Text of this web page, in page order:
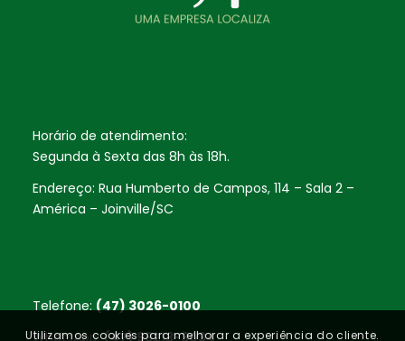
Horário de atendimento:
Segunda à Sexta das 8h às 18h.
Endereço: Rua Humberto de Campos, 114 – Sala 2 –
América – Joinville/SC
Telefone: (47) 3026-0100
WhatsApp:(47) 99213-3034
Utilizamos cookies para melhorar a experiência do cliente.